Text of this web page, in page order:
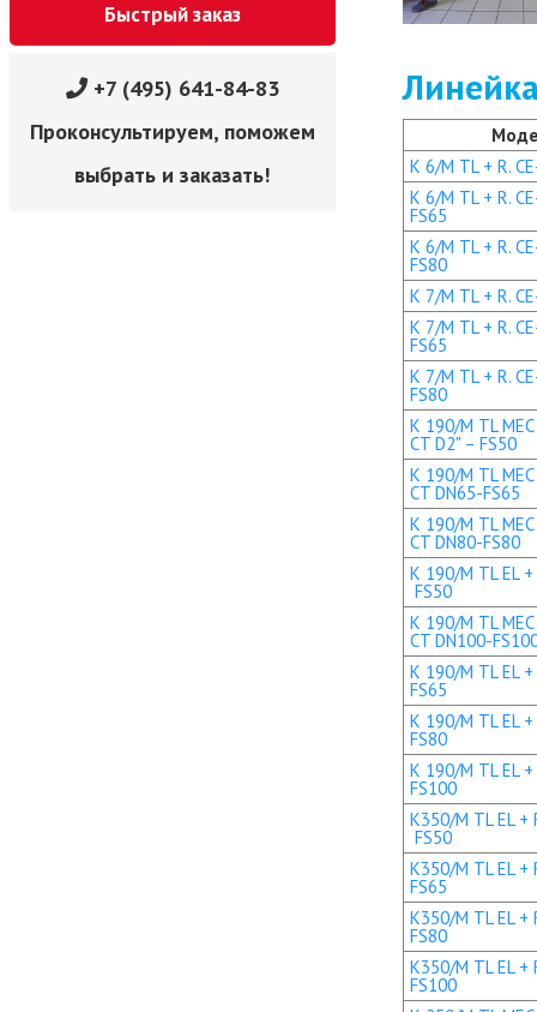
Быстрый заказ
+7 (495) 641-84-83
Проконсультируем, поможем
выбрать и заказать!
K 6/M TL + R.
K 6/M TL + R.
FS65
K 6/M TL + R.
FS80
K 7/M TL + R.
K 7/M TL + R.
FS65
K 7/M TL + R.
FS80
K 190/M TL MEC
CT D2" – FS50
K 190/M TL MEC
CT DN65-FS65
K 190/M TL MEC
CT DN80-FS80
K 190/M TL EL +
FS50
K 190/M TL MEC
CT DN100-
K 190/M TL EL +
FS65
K 190/M TL EL +
FS80
K 190/M TL EL
FS100
K350/M TL EL +
FS50
K350/M TL EL +
FS65
K350/M TL EL +
FS80
K350/M TL EL +
FS100